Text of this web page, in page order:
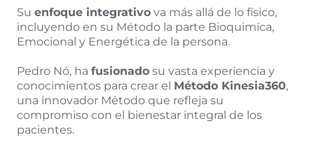
Su enfoque integrativo va más allá de lo físico,
incluyendo en su Método la parte Bioquimíca,
Emocional y Energética de la persona.
Pedro Nó, ha fusionado su vasta experiencia y
conocimientos para crear el Método Kinesia360,
una innovador Método que refleja su
compromiso con el bienestar integral de los
pacientes.